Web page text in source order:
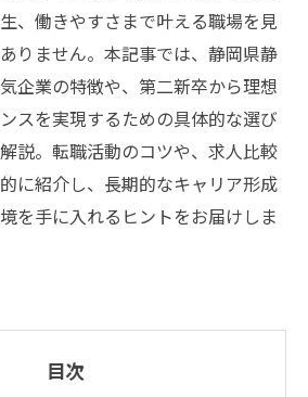
、働きやすさまで叶える職場を見
りません。本記事では、静岡県静
企業の特徴や、第二新卒から理想
スを実現するための具体的な選び
説。転職活動のコツや、求人比較
に紹介し、長期的なキャリア形成
を手に入れるヒントをお届けしま
目次